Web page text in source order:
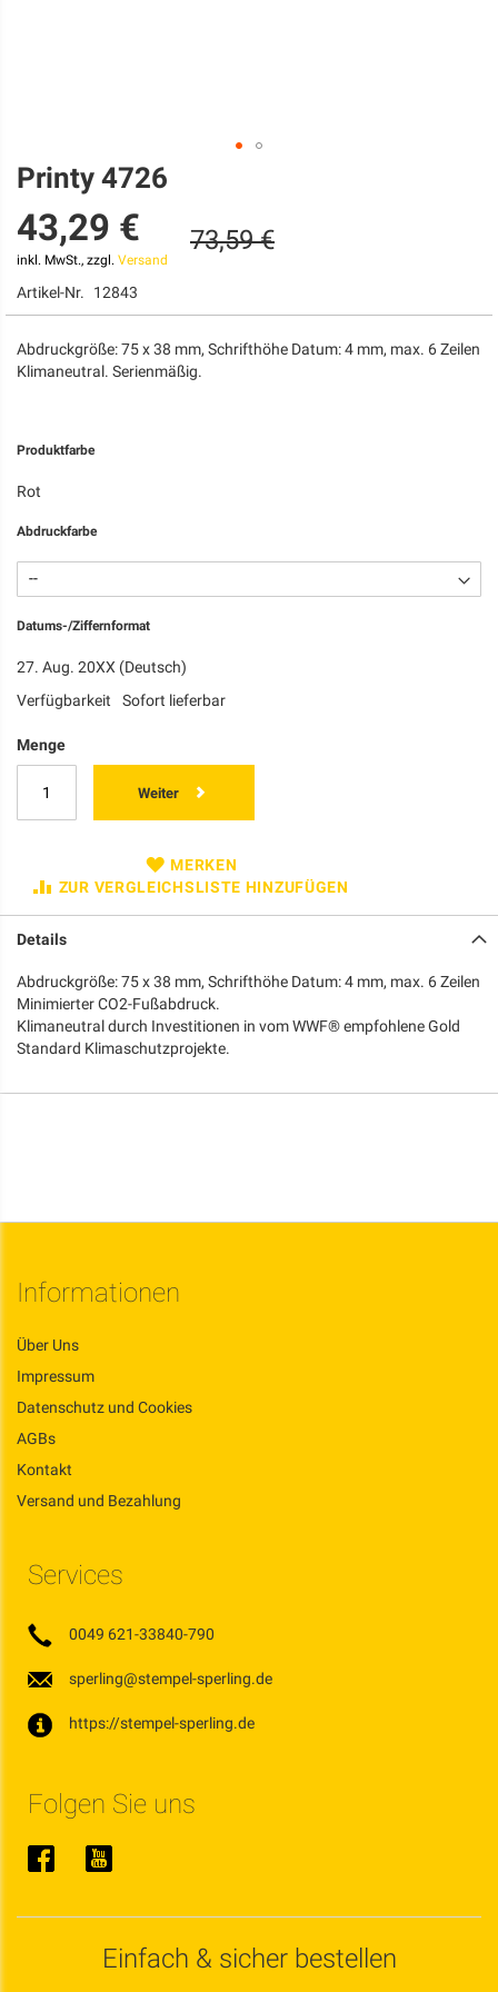
Zum
Anfang
der
Bildgalerie
springen
Printy 4726
43,29 €
inkl. MwSt., zzgl. Versand
73,59 €
Artikel-Nr. 12843
Abdruckgröße: 75 x 38 mm, Schrifthöhe Datum: 4 mm, max. 6 Zeilen
Klimaneutral. Serienmäßig.
Produktfarbe
Rot
Abdruckfarbe
Datums-/Ziffernformat
27. Aug. 20XX (Deutsch)
Verfügbarkeit
Sofort lieferbar
Menge
Weiter
MERKEN
ZUR VERGLEICHSLISTE HINZUFÜGEN
Details
Abdruckgröße: 75 x 38 mm, Schrifthöhe Datum: 4 mm, max. 6 Zeilen
Minimierter CO2-Fußabdruck.
Klimaneutral durch Investitionen in vom WWF® empfohlene Gold
Standard Klimaschutzprojekte.
Informationen
Über Uns
Impressum
Datenschutz und Cookies
AGBs
Kontakt
Versand und Bezahlung
Services
0049 621-33840-790
sperling@stempel-sperling.de
https://stempel-sperling.de
Folgen Sie uns
Einfach & sicher bestellen